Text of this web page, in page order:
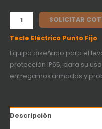
SOLICITAR
Tecle Eléctrico Punto Fijo
Equipo diseñado para el
protección IP65, para su
entregamos armados y
Descripción